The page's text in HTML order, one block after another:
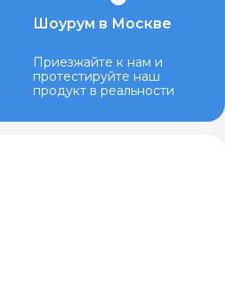
Шоурум в Москве
Приезжайте к нам и
протестируйте наш
продукт в реальности